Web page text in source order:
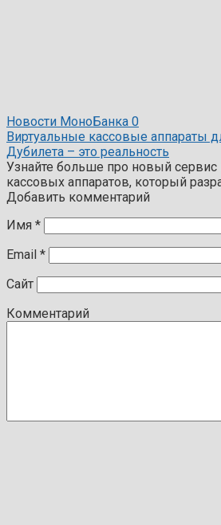
Новости МоноБанка 0
Виртуальные кассовые аппараты
Дубилета – это реальность
Узнайте больше про новый сервис
кассовых аппаратов, который
Добавить комментарий
Имя *
Email *
Сайт
Комментарий